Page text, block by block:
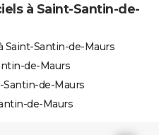
à Saint-Santin-de-
Saint-Santin-de-Maurs
de-Maurs
Santin-de-Maurs
de-Maurs